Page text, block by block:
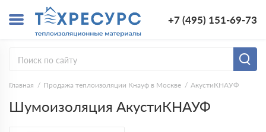
+7 (495) 151-69-73
Главная Продажа теплоизоляции Кнауф в Москве АкустиКНАУФ
Шумоизоляция АкустиКНАУФ